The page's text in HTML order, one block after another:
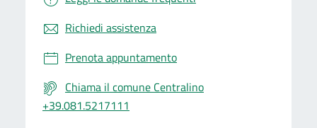
Richiedi assistenza
Prenota appuntamento
Chiama il comune Centralino
+39.081.5217111